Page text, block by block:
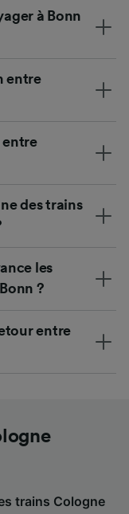
à Bonn
entre
entre
des trains
les
?
entre
trains Cologne